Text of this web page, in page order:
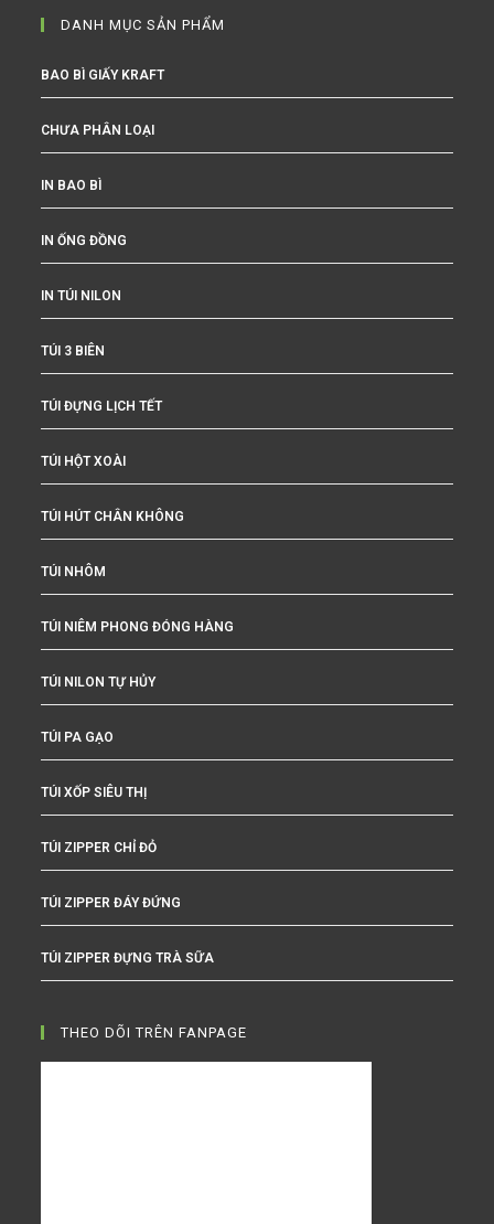
DANH MỤC SẢN PHẨM
BAO BÌ GIẤY KRAFT
CHƯA PHÂN LOẠI
IN BAO BÌ
IN ỐNG ĐỒNG
IN TÚI NILON
TÚI 3 BIÊN
TÚI ĐỰNG LỊCH TẾT
TÚI HỘT XOÀI
TÚI HÚT CHÂN KHÔNG
TÚI NHÔM
TÚI NIÊM PHONG ĐÓNG HÀNG
TÚI NILON TỰ HỦY
TÚI PA GẠO
TÚI XỐP SIÊU THỊ
TÚI ZIPPER CHỈ ĐỎ
TÚI ZIPPER ĐÁY ĐỨNG
TÚI ZIPPER ĐỰNG TRÀ SỮA
THEO DÕI TRÊN FANPAGE